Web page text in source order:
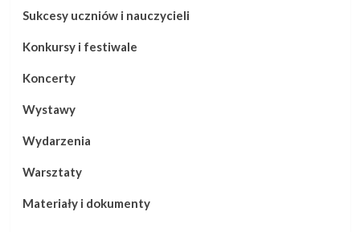
Sukcesy uczniów i nauczycieli
Konkursy i festiwale
Koncerty
Wystawy
Wydarzenia
Warsztaty
Materiały i dokumenty